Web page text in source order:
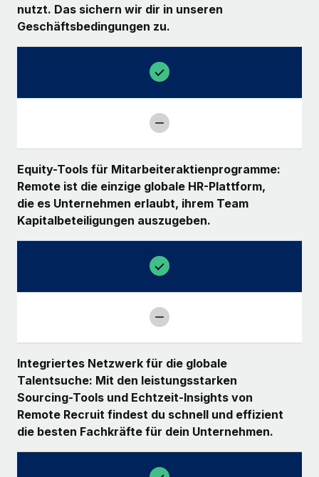
nutzt. Das sichern wir dir in unseren
Geschäftsbedingungen zu.
Equity-Tools für Mitarbeiteraktienprogramme:
Remote ist die einzige globale HR-Plattform,
die es Unternehmen erlaubt, ihrem Team
Kapitalbeteiligungen auszugeben.
Integriertes Netzwerk für die globale
Talentsuche: Mit den leistungsstarken
Sourcing-Tools und Echtzeit-Insights von
Remote Recruit findest du schnell und effizient
die besten Fachkräfte für dein Unternehmen.